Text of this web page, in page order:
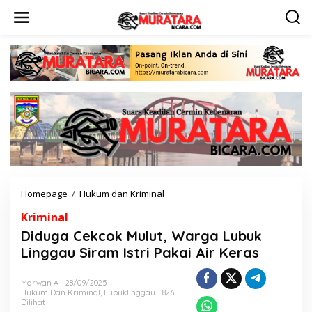
Homepage / Hukum dan Kriminal
g
a
k
Kriminal
Diduga Cekcok Mulut, Warga Lubuk
Linggau Siram Istri Pakai Air Keras
Marwan A
28/09/2025
Hukum Dan Kriminal, Lubuklinggau
826
Dilihat